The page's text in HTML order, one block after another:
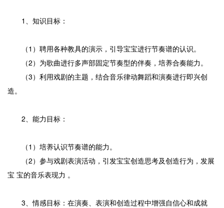
1、知识目标：
（1）聘用各种教具的演示，引导宝宝进行节奏谱的认识。
（2）为歌曲进行多声部固定节奏型的伴奏，培养合奏能力。
（3）利用戏剧的主题，结合音乐律动舞蹈和演奏进行即兴创
造。
2、能力目标：
（1）培养认识节奏谱的能力。
（2）参与戏剧表演活动，引发宝宝创造思考及创造行为，发展
宝 宝的音乐表现力 。
3、情感目标：在演奏、表演和创造过程中增强自信心和成就